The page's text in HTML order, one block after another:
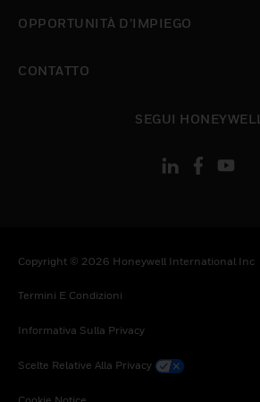
OPPORTUNITÀ D’IMPIEGO
CONTATTO
SEGUI HONEYWELL
Copyright © 2026 Honeywell International Inc
Termini E Condizioni
Informativa Sulla Privacy
Scelte Relative Alla Privacy